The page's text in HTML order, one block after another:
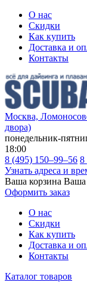
О нас
Скидки
Как купить
Доставка и
Контакты
Москва,
двора)
понедельник-
18:00
8 (495) 150–99–56 8
Узнать адреса и
Ваша корзина Ваша
Оформить заказ
О нас
Скидки
Как купить
Доставка и
Контакты
Каталог товаров